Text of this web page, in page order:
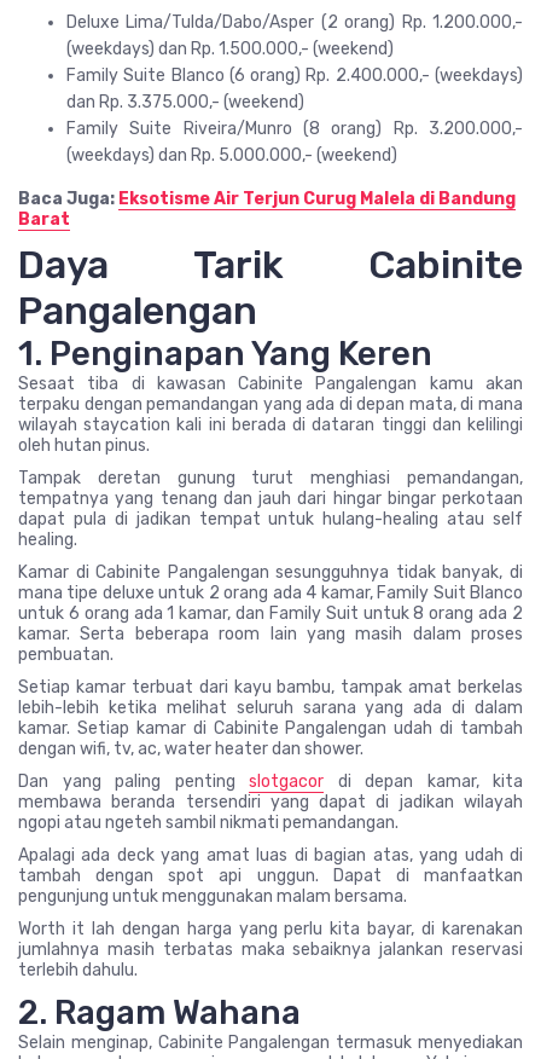
Deluxe Lima/Tulda/Dabo/Asper (2 orang) Rp. 1.200.000,-
(weekdays) dan Rp. 1.500.000,- (weekend)
Family Suite Blanco (6 orang) Rp. 2.400.000,- (weekdays)
dan Rp. 3.375.000,- (weekend)
Family Suite Riveira/Munro (8 orang) Rp. 3.200.000,-
(weekdays) dan Rp. 5.000.000,- (weekend)
Baca Juga: Eksotisme Air Terjun Curug Malela di Bandung
Barat
Daya Tarik Cabinite
Pangalengan
1. Penginapan Yang Keren
Sesaat tiba di kawasan Cabinite Pangalengan kamu akan
terpaku dengan pemandangan yang ada di depan mata, di mana
wilayah staycation kali ini berada di dataran tinggi dan kelilingi
oleh hutan pinus.
Tampak deretan gunung turut menghiasi pemandangan,
tempatnya yang tenang dan jauh dari hingar bingar perkotaan
dapat pula di jadikan tempat untuk hulang-healing atau self
healing.
Kamar di Cabinite Pangalengan sesungguhnya tidak banyak, di
mana tipe deluxe untuk 2 orang ada 4 kamar, Family Suit Blanco
untuk 6 orang ada 1 kamar, dan Family Suit untuk 8 orang ada 2
kamar. Serta beberapa room lain yang masih dalam proses
pembuatan.
Setiap kamar terbuat dari kayu bambu, tampak amat berkelas
lebih-lebih ketika melihat seluruh sarana yang ada di dalam
kamar. Setiap kamar di Cabinite Pangalengan udah di tambah
dengan wifi, tv, ac, water heater dan shower.
Dan yang paling penting slotgacor di depan kamar, kita
membawa beranda tersendiri yang dapat di jadikan wilayah
ngopi atau ngeteh sambil nikmati pemandangan.
Apalagi ada deck yang amat luas di bagian atas, yang udah di
tambah dengan spot api unggun. Dapat di manfaatkan
pengunjung untuk menggunakan malam bersama.
Worth it lah dengan harga yang perlu kita bayar, di karenakan
jumlahnya masih terbatas maka sebaiknya jalankan reservasi
terlebih dahulu.
2. Ragam Wahana
Selain menginap, Cabinite Pangalengan termasuk menyediakan